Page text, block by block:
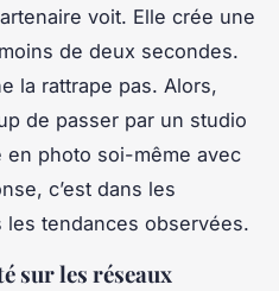
voit. Elle crée une
de deux secondes.
la rattrape pas. Alors,
de passer par un studio
photo soi-même avec
c’est dans les
tendances observées.
sur les réseaux